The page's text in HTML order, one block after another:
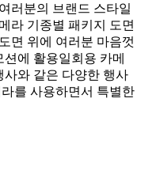
러분의 브랜드 스타일
라 기종별 패키지 도면
면 위에 여러분 마음껏
에 활용일회용 카메
사와 같은 다양한 행사
를 사용하면서 특별한